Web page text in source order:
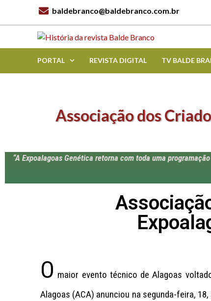
baldebranco@baldebranco.com.br
PORTAL REVISTA DIGITAL TV BALDE
Associação dos
“A Expoalagoas Genética retorna com toda uma
O maior evento técnico de Alagoas
Alagoas (ACA) anunciou na segunda-feira,